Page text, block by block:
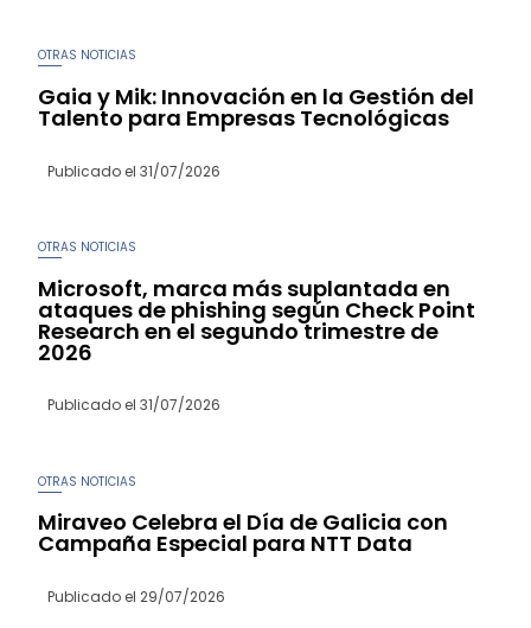
OTRAS NOTICIAS
Gaia y Mik: Innovación en la Gestión del
Talento para Empresas Tecnológicas
Publicado el 31/07/2026
OTRAS NOTICIAS
Microsoft, marca más suplantada en
ataques de phishing según Check Point
Research en el segundo trimestre de
2026
Publicado el 31/07/2026
OTRAS NOTICIAS
Miraveo Celebra el Día de Galicia con
Campaña Especial para NTT Data
Publicado el 29/07/2026